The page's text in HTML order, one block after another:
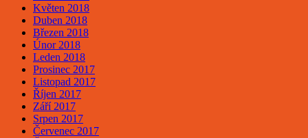
Květen 2018
Duben 2018
Březen 2018
Únor 2018
Leden 2018
Prosinec 2017
Listopad 2017
Říjen 2017
Září 2017
Srpen 2017
Červenec 2017